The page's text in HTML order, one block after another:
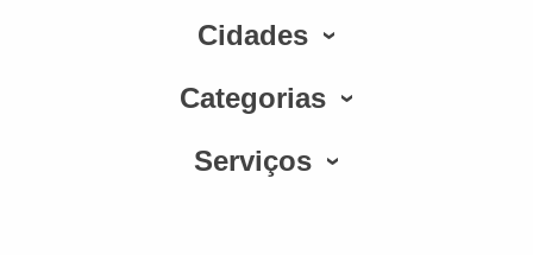
Cidades
Categorias
Serviços